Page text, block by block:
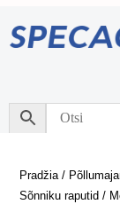
Pradžia/
Sõnniku raputid /